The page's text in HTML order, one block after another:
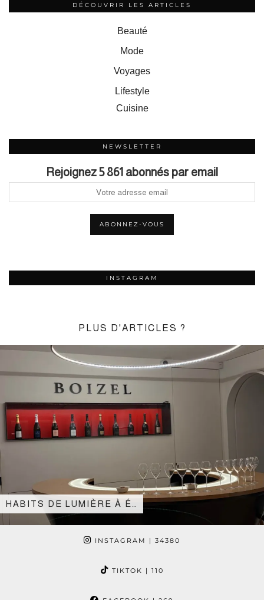
DÉCOUVRIR LES ARTICLES
Beauté
Mode
Voyages
Lifestyle
Cuisine
NEWSLETTER
Rejoignez 5 861 abonnés par email
INSTAGRAM
PLUS D'ARTICLES ?
HABITS DE LUMIÈRE À É…
INSTAGRAM | 34380
TIKTOK | 110